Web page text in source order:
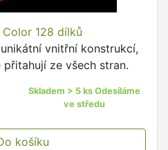
128 dílků
vnitřní konstrukcí,
ze všech stran.
Skladem > 5 ks Odesíláme
ve středu
košíku